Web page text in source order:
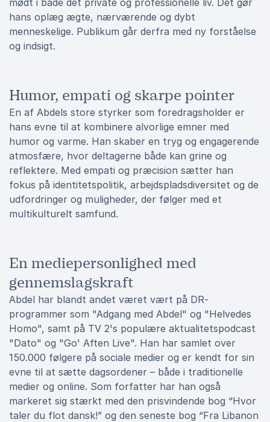
mødt i både det private og professionelle liv. Det gør
hans oplæg ægte, nærværende og dybt
menneskelige. Publikum går derfra med ny forståelse
og indsigt.
Humor, empati og skarpe pointer
En af Abdels store styrker som foredragsholder er
hans evne til at kombinere alvorlige emner med
humor og varme. Han skaber en tryg og engagerende
atmosfære, hvor deltagerne både kan grine og
reflektere. Med empati og præcision sætter han
fokus på identitetspolitik, arbejdspladsdiversitet og de
udfordringer og muligheder, der følger med et
multikulturelt samfund.
En mediepersonlighed med
gennemslagskraft
Abdel har blandt andet været vært på DR-
programmer som "Adgang med Abdel" og "Helvedes
Homo", samt på TV 2's populære aktualitetspodcast
"Dato" og "Go' Aften Live". Han har samlet over
150.000 følgere på sociale medier og er kendt for sin
evne til at sætte dagsordener – både i traditionelle
medier og online. Som forfatter har han også
markeret sig stærkt med den prisvindende bog “Hvor
taler du flot dansk!” og den seneste bog “Fra Libanon